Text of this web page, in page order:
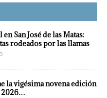
San José de las Matas:
rodeados por las llamas
0
la vigésima novena edición
2026…